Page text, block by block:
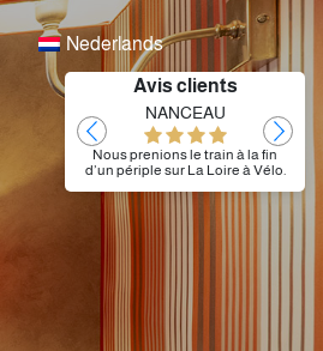
Nederlands
Avis clients
NANCEAU
Nous prenions le train à la fin
d’un périple sur La Loire à Vélo.
dès notre arrivée dès 12h30 et
garer nos vélos. Nous avons
dîné au restaurant L’Atelier.